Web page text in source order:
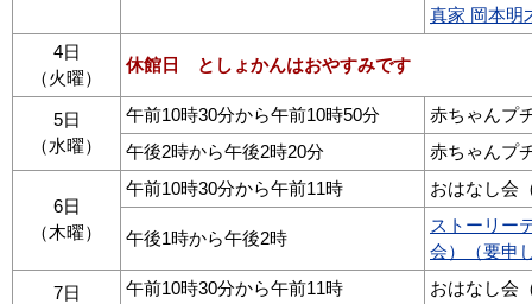
真家 岡本明
4日
（火曜）
休館日 としょかんはおやすみです
5日
（水曜）
午前10時30分から午前10時50分
赤ちゃんプ
午後2時から午後2時20分
赤ちゃんプ
6日
（木曜）
午前10時30分から午前11時 おはなし会
午後1時から午後2時
ストーリー
会）（要申
7日
午前10時30分から午前11時
おはなし会